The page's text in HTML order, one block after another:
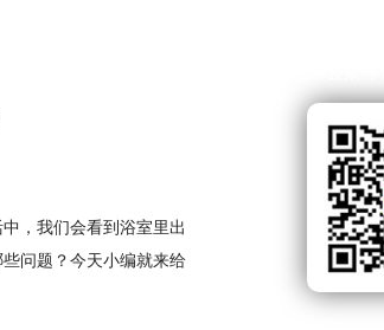
，我们会看到浴室里出
问题？今天小编就来给